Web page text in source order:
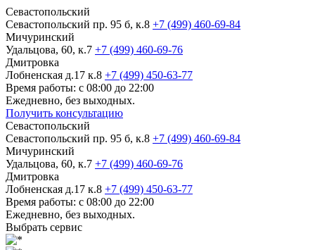
Севастопольский
Севастопольский пр. 95 б, к.8 +7 (499) 460-69-84
Мичуринский
Удальцова, 60, к.7 +7 (499) 460-69-76
Дмитровка
Лобненская д.17 к.8 +7 (499) 450-63-77
Время работы: с 08:00 до 22:00
Ежедневно, без выходных.
Получить консультацию
Севастопольский
Севастопольский пр. 95 б, к.8 +7 (499) 460-69-84
Мичуринский
Удальцова, 60, к.7 +7 (499) 460-69-76
Дмитровка
Лобненская д.17 к.8 +7 (499) 450-63-77
Время работы: с 08:00 до 22:00
Ежедневно, без выходных.
Выбрать сервис